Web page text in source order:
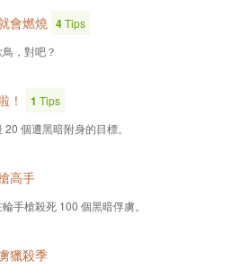
會燃燒 4Tips
，對吧？
！ 1 Tips
20 個遭黑暗附身的目標。
高手
手槍殺死 100 個黑暗俘虜。
獵殺季